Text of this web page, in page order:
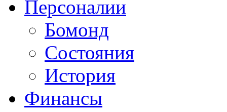
Персоналии
Бомонд
Состояния
История
Финансы